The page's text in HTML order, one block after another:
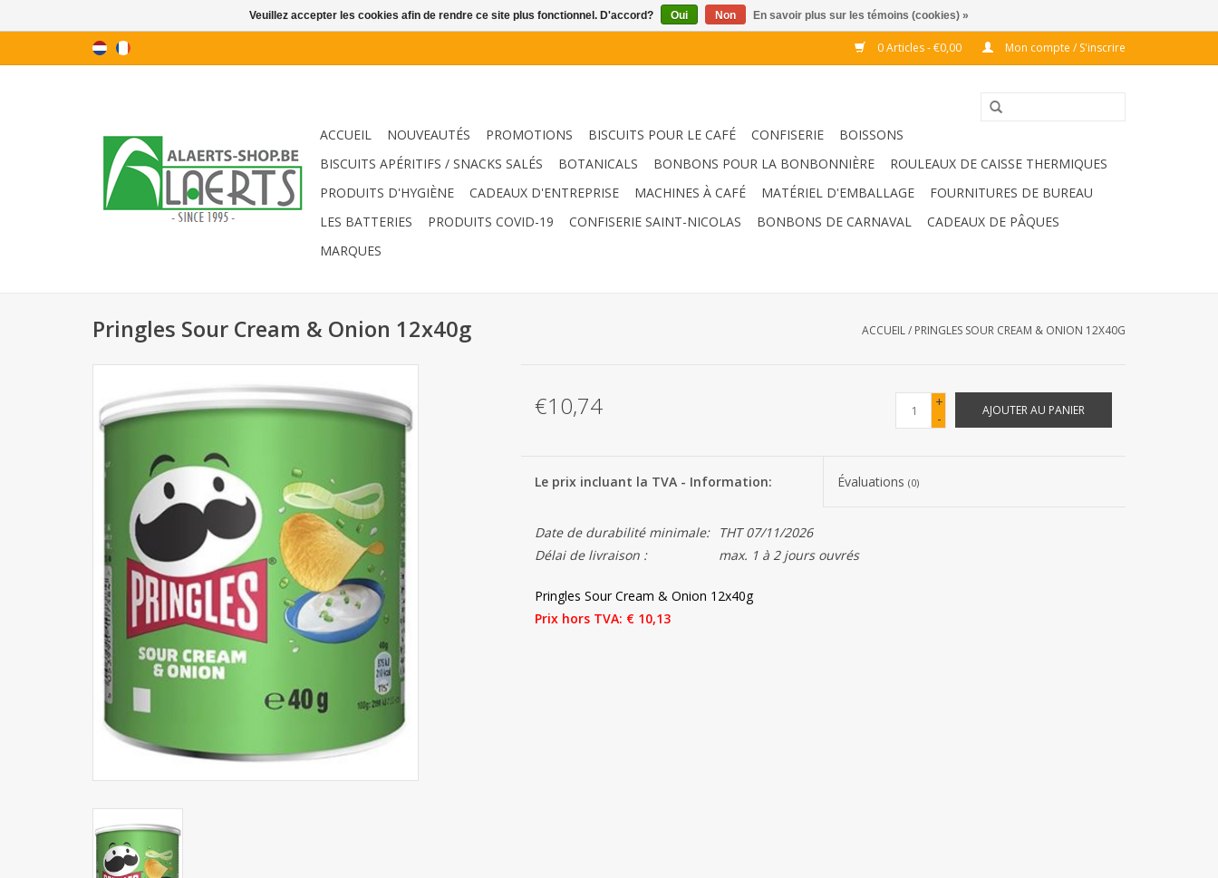
0 Articles - €0,00 Mon compte / S'inscrire
ACCUEIL NOUVEAUTÉS PROMOTIONS BISCUITS POUR LE CAFÉ CONFISERIE
BOISSONS
BISCUITS APÉRITIFS / SNACKS SALÉS
BOTANICALS BONBONS POUR LA BONBONNIÈRE
ROULEAUX DE CAISSE THERMIQUES
PRODUITS D'HYGIÈNE
CADEAUX D'ENTREPRISE MACHINES À CAFÉ MATÉRIEL D'EMBALLAGE
FOURNITURES DE BUREAU
LES BATTERIES
PRODUITS COVID-19 CONFISERIE SAINT-NICOLAS BONBONS DE CARNAVAL
CADEAUX DE PÂQUES
MARQUES
Pringles Sour Cream & Onion 12x40g ACCUEIL/ PRINGLES SOUR CREAM & ONION 12X40G
€10,74
+
-
AJOUTER AU PANIER
Le prix incluant la TVA - Information: Évaluations(0)
Date de durabilité minimale:
THT 07/11/2026
Délai de livraison :
max. 1 à 2 jours ouvrés
Pringles Sour Cream & Onion 12x40g
Prix hors TVA: € 10,13
Veuillez accepter les cookies afin de rendre ce site plus fonctionnel. D'accord? Oui Non En savoir plus sur les témoins (cookies) »